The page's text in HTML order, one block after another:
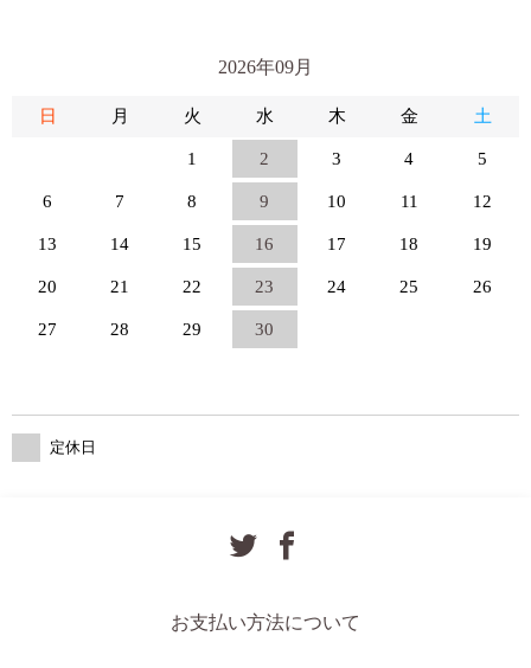
2026年09月
日 月 火 水 木 金 土
1 2 3 4 5
6 7 8 9 10 11 12
13 14 15 16 17 18 19
20 21 22 23 24 25 26
27 28 29 30
定休日
お支払い方法について